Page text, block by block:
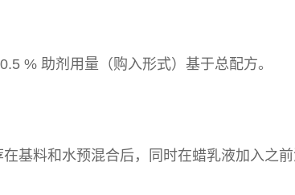
% 助剂用量（购入形式）基于总配方。
基料和水预混合后，同时在蜡乳液加入之